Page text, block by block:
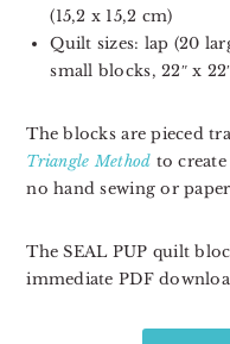
(15,2 x 15,2 cm)
Quilt sizes: lap (20
small blocks, 22″ x
The blocks are pieced
Triangle Method to create
no hand sewing or
The SEAL PUP quilt
immediate PDF